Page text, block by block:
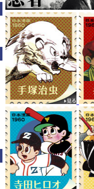
に、南波健二先生が
たかを先生や劇画に
て気づいたこと。想
マンガショップ刊行
組内容とリンクす
ド』もぜひご一読く
戦後70年―。戦記漫
2015年7月新刊『黄
お知らせ ロボダッチ
コチラをご覧くださ
プレスリリース4月7
版－』
が取り上げられまし